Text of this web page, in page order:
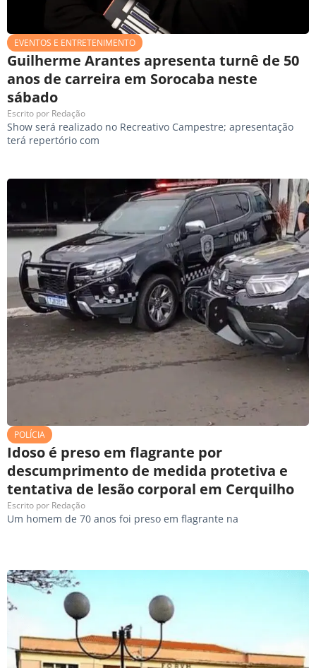
EVENTOS E ENTRETENIMENTO
Guilherme Arantes apresenta turnê de 50
anos de carreira em Sorocaba neste
sábado
Escrito por Redação
Show será realizado no Recreativo Campestre; apresentação
terá repertório com
POLÍCIA
Idoso é preso em flagrante por
descumprimento de medida protetiva e
tentativa de lesão corporal em Cerquilho
Escrito por Redação
Um homem de 70 anos foi preso em flagrante na